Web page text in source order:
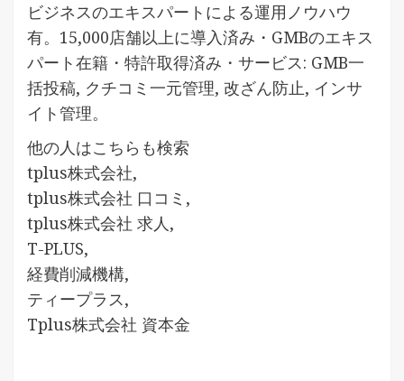
ビジネスのエキスパートによる運用ノウハウ
有。15,000店舗以上に導入済み・GMBのエキス
パート在籍・特許取得済み・サービス: GMB一
括投稿, クチコミ一元管理, 改ざん防止, インサ
イト管理。
他の人はこちらも検索
tplus株式会社,
tplus株式会社 口コミ,
tplus株式会社 求人,
T-PLUS,
経費削減機構,
ティープラス,
Tplus株式会社 資本金